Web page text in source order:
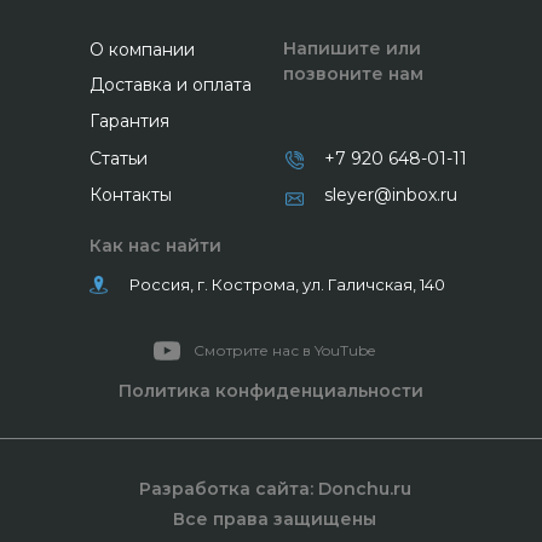
О компании
Доставка и оплата
Гарантия
Статьи
Контакты
Напишите или
позвоните нам
+7 920 648-01-11
sleyer@inbox.ru
Как нас найти
Россия, г. Кострома, ул. Галичская, 140
Смотрите нас в YouTube
Все права защищены
Политика конфиденциальности
Разработка сайта: Donchu.ru